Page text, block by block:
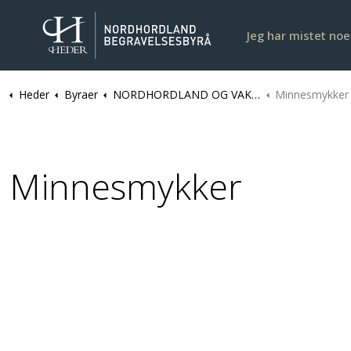
Jeg har mistet
Heder Byraer NORDHORDLAND OG VAKSDAL | Nordhordland Begravelsesbyrå I Alver Minnesmykker
Minnesmykker